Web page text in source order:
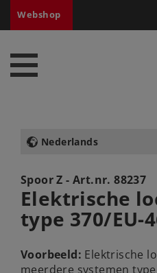
Webshop
Nederlands
Spoor Z - Art.nr.88237
Elektrische
type 370/EU-
Voorbeeld: Elektrische
meerdere systemen